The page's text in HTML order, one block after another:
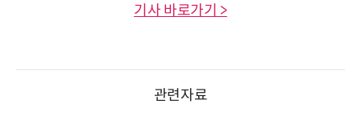
기사 바로가기 >
관련자료